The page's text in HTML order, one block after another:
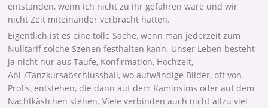
entstanden, wenn ich nicht zu ihr gefahren wäre und wir
nicht Zeit miteinander verbracht hätten.
Eigentlich ist es eine tolle Sache, wenn man jederzeit zum
Nulltarif solche Szenen festhalten kann. Unser Leben besteht
ja nicht nur aus Taufe, Konfirmation, Hochzeit,
Abi-/Tanzkursabschlussball, wo aufwändige Bilder, oft von
Profis, entstehen, die dann auf dem Kaminsims oder auf dem
Nachtkästchen stehen. Viele verbinden auch nicht allzu viel